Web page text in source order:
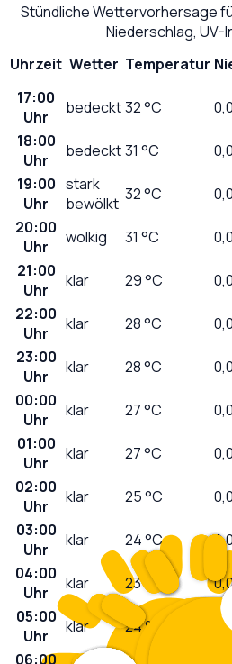
Stündliche Wettervorhersage
Niederschlag, UV-
Uhrzeit Wetter Temperatur
17:00
Uhr
bedeckt32°C 0,0
18:00
Uhr
bedeckt31 °C 0,0
19:00
Uhr
stark
bewölkt 32°C 0,0
20:00
Uhr
wolkig 31 °C 0,0
21:00
Uhr
klar 29°C 0,0
22:00
Uhr
klar 28°C 0,0
23:00
Uhr
klar 28°C 0,0
00:00
Uhr
klar 27°C 0,0
01:00
Uhr
klar 27°C 0,0
02:00
Uhr
klar 25°C 0,0
03:00
Uhr
klar 24°C 0,0
04:00
Uhr
klar 23°C
05:00
Uhr
klar 24°C
06:00